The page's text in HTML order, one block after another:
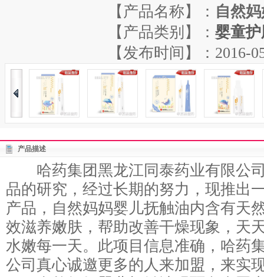
【产品名称】： 自然
【产品类别】： 婴童
【发布时间】：2016-
产品描述
哈药集团黑龙江同泰药业有限公
品的研究，经过长期的努力，现推出
产品，自然妈妈婴儿抚触油内含有天
效滋养嫩肤，帮助改善干燥现象，天
水嫩每一天。此项目信息准确，哈药
公司真心诚邀更多的人来加盟，来实